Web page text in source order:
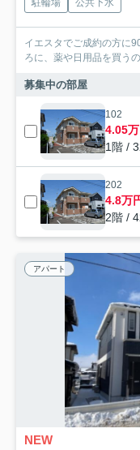
駐輪場 公共下水
イエスタでご成約の方に
ろに、薬や日用品を買う
募集中の部屋
102
4.05万
1階 /
202
4.8万
2階 /
アパート
NEW